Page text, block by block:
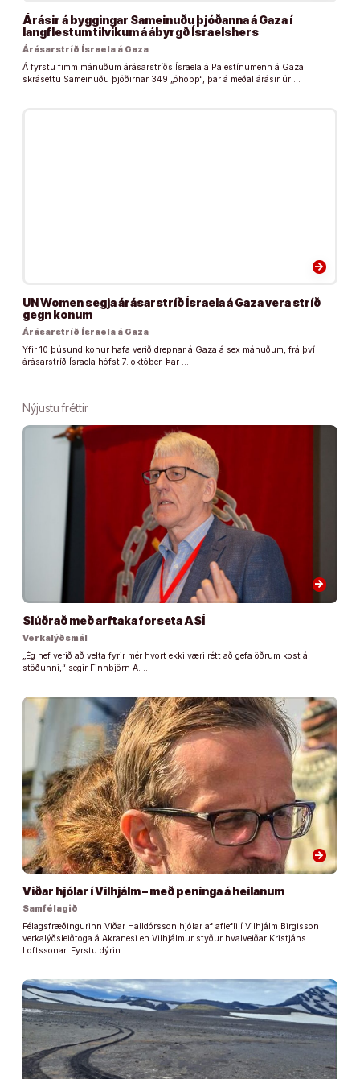
Árásir á byggingar Sameinuðu þjóðanna á Gaza í
langflestum tilvikum á ábyrgð Ísraelshers
Árásarstríð Ísraela á Gaza
Á fyrstu fimm mánuðum árásarstríðs Ísraela á Palestínumenn á Gaza
skrásettu Sameinuðu þjóðirnar 349 „óhöpp“, þar á meðal árásir úr …
arrow_forward
UN Women segja árásarstríð Ísraela á Gaza vera stríð
gegn konum
Árásarstríð Ísraela á Gaza
Yfir 10 þúsund konur hafa verið drepnar á Gaza á sex mánuðum, frá því
árásarstríð Ísraela hófst 7. október. Þar …
Nýjustu fréttir
arrow_forward
Slúðrað með arftaka forseta ASÍ
Verkalýðsmál
„Ég hef verið að velta fyrir mér hvort ekki væri rétt að gefa öðrum kost á
stöðunni,“ segir Finnbjörn A. …
arrow_forward
Viðar hjólar í Vilhjálm – með peninga á heilanum
Samfélagið
Félagsfræðingurinn Viðar Halldórsson hjólar af aflefli í Vilhjálm Birgisson
verkalýðsleiðtoga á Akranesi en Vilhjálmur styður hvalveiðar Kristjáns
Loftssonar. Fyrstu dýrin …